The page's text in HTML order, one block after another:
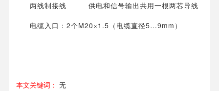
两线制接线 供电和信号输出共用一根两芯导线
电缆入口：2个M20×1.5（电缆直径5…9mm）
本文关键词： 无